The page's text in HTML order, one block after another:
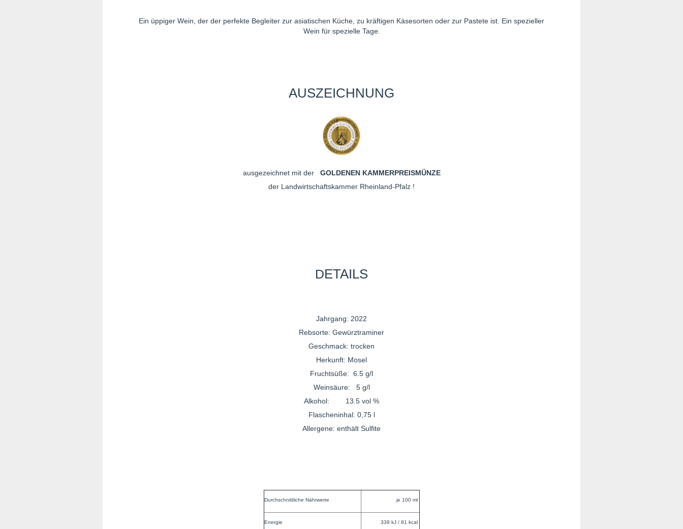
Ein üppiger Wein, der der perfekte Begleiter zur asiatischen Küche, zu kräftigen Käsesorten oder zur Pastete ist. Ein spezieller
Wein für spezielle Tage.
AUSZEICHNUNG
ausgezeichnet mit der GOLDENEN KAMMERPREISMÜNZE
der Landwirtschaftskammer Rheinland-Pfalz !
DETAILS
Jahrgang: 2022
Rebsorte: Gewürztraminer
Geschmack: trocken
Herkunft: Mosel
Fruchtsüße: 6.5 g/l
Weinsäure: 5 g/l
Alkohol: 13.5 vol %
Flascheninhal: 0,75 l
Allergene: enthält Sulfite
Durchschnittliche Nährwerte je 100 ml
Energie
339 kJ / 81 kcal